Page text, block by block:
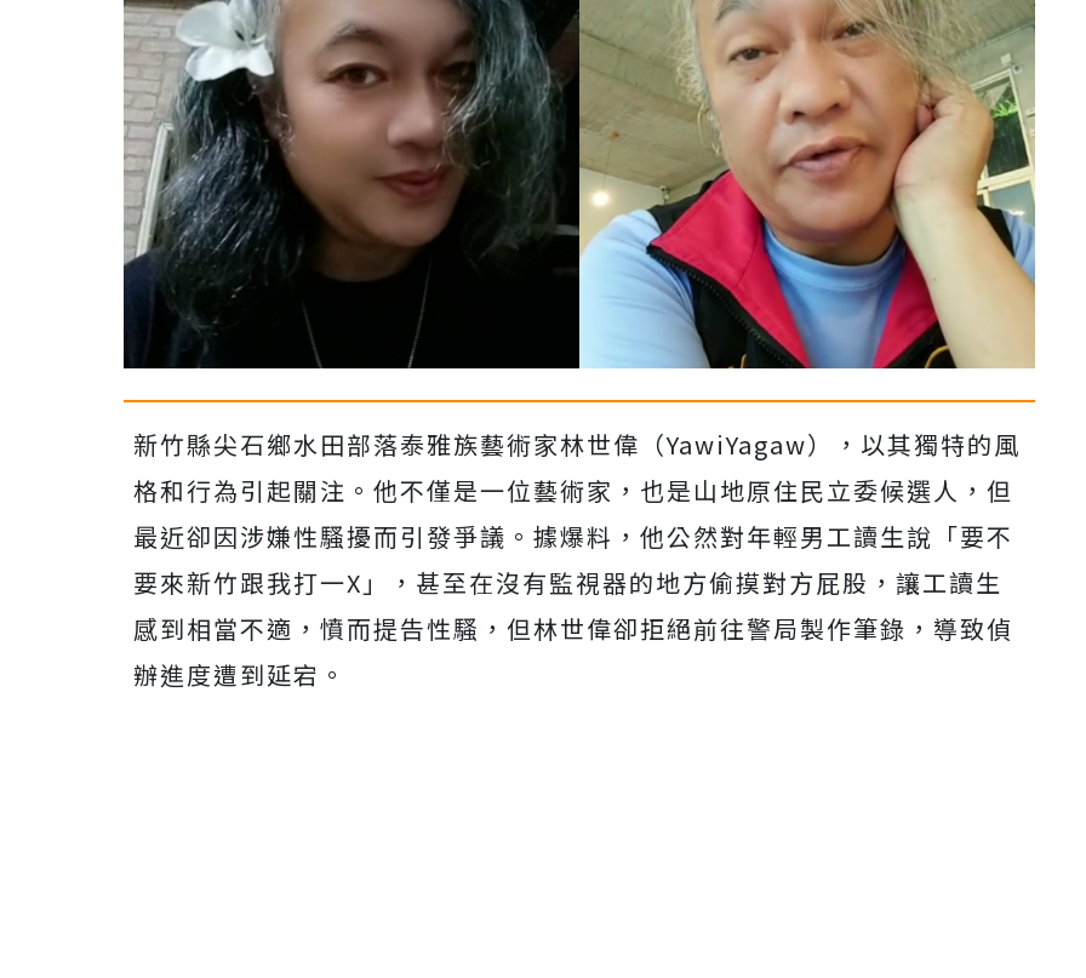
新竹縣尖石鄉水田部落泰雅族藝術家林世偉（YawiYagaw），以其獨特的風
格和行為引起關注。他不僅是一位藝術家，也是山地原住民立委候選人，但
最近卻因涉嫌性騷擾而引發爭議。據爆料，他公然對年輕男工讀生說「要不
要來新竹跟我打一X」，甚至在沒有監視器的地方偷摸對方屁股，讓工讀生
感到相當不適，憤而提告性騷，但林世偉卻拒絕前往警局製作筆錄，導致偵
辦進度遭到延宕。